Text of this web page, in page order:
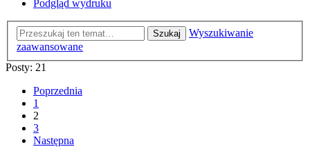
Podgląd wydruku
Szukaj
Wyszukiwanie
zaawansowane
Posty: 21
Poprzednia
1
2
3
Następna